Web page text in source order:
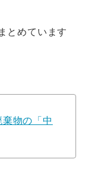
とめています
物の「中